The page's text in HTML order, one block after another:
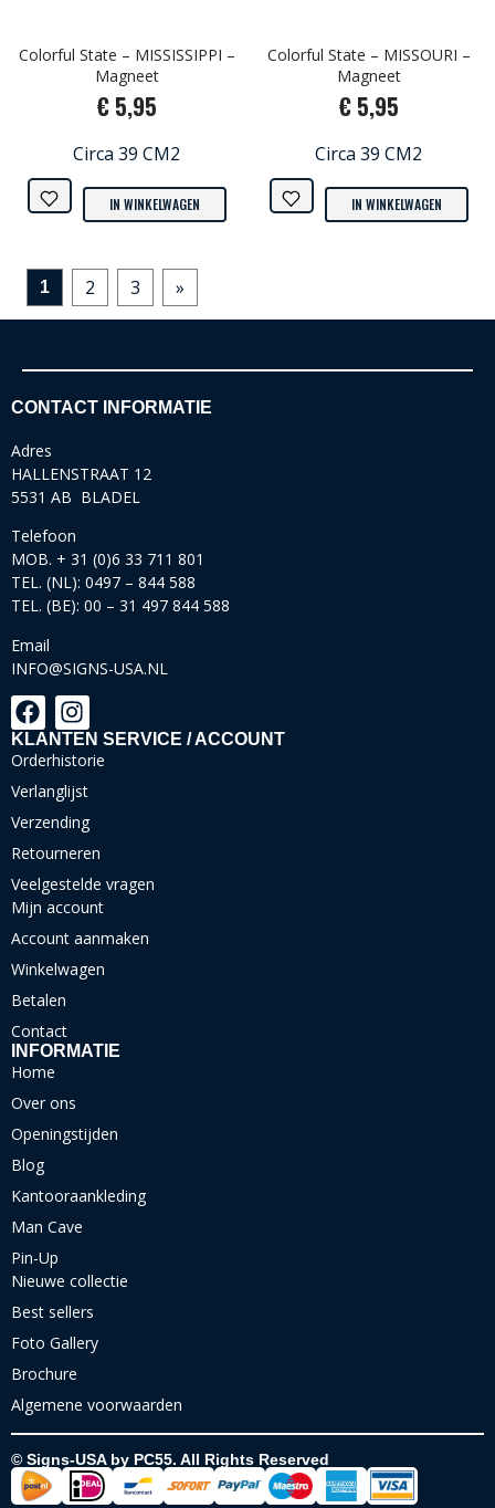
Colorful State – MISSISSIPPI –
Magneet
€ 5,95
Circa 39 CM2
IN WINKELWAGEN
Colorful State – MISSOURI –
Magneet
€ 5,95
Circa 39 CM2
IN WINKELWAGEN
1 2 3 »
CONTACT INFORMATIE
Adres
HALLENSTRAAT 12
5531 AB BLADEL
Telefoon
MOB. + 31 (0)6 33 711 801
TEL. (NL): 0497 – 844 588
TEL. (BE): 00 – 31 497 844 588
Email
INFO@SIGNS-USA.NL
KLANTEN SERVICE / ACCOUNT
Orderhistorie
Verlanglijst
Verzending
Retourneren
Veelgestelde vragen
Mijn account
Account aanmaken
Winkelwagen
Betalen
Contact
INFORMATIE
Home
Over ons
Openingstijden
Blog
Kantooraankleding
Man Cave
Pin-Up
Nieuwe collectie
Best sellers
Foto Gallery
Brochure
Algemene voorwaarden
© Signs-USA by PC55. All Rights Reserved